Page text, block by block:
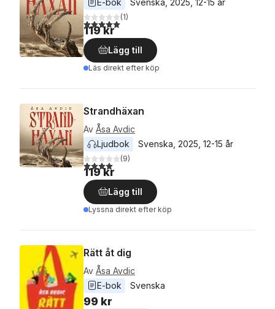
E-bok
Svenska 2025 12-15 år
5,0utav 5 stjärnor. Totalt antal röster:
(1)
119 kr
Lägg till
Läs direkt efter köp
Strandhäxan
Av Åsa Avdic
Ljudbok
Svenska 2025 12-15 år
4,0utav 5 stjärnor. Totalt antal röster:
(9)
119 kr
Lägg till
Lyssna direkt efter köp
Rätt åt dig
Av Åsa Avdic
E-bok
Svenska
99 kr